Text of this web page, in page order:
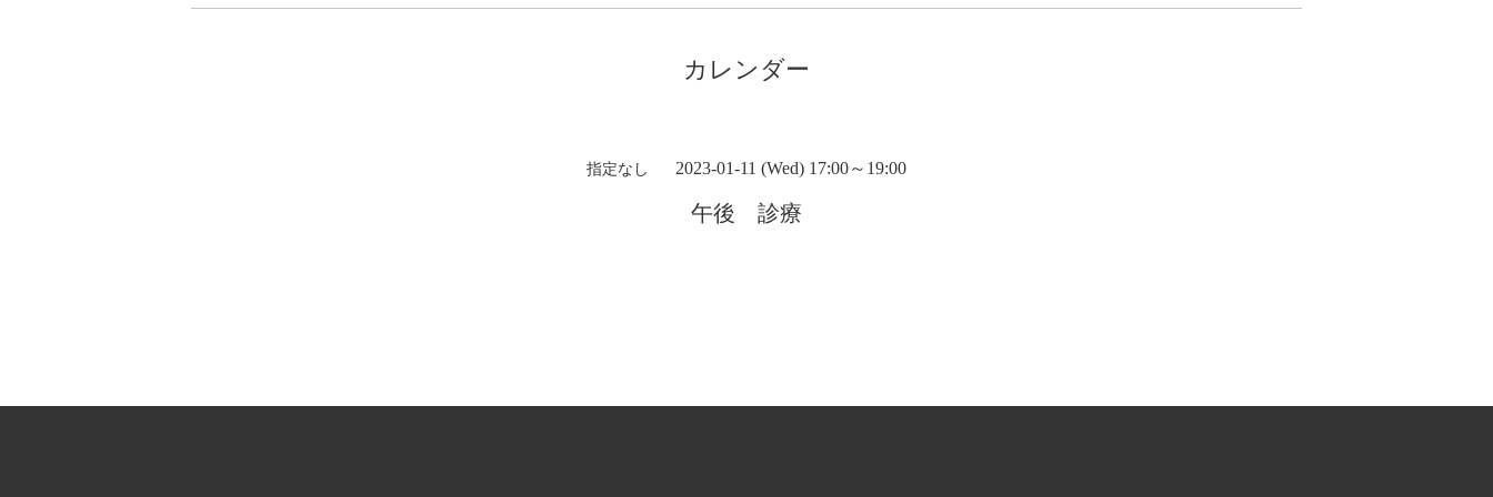
カレンダー
指定なし 2023-01-11 (Wed) 17:00～19:00
午後 診療